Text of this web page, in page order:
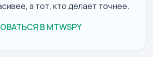
а тот, кто делает точнее.
В MTWSPY